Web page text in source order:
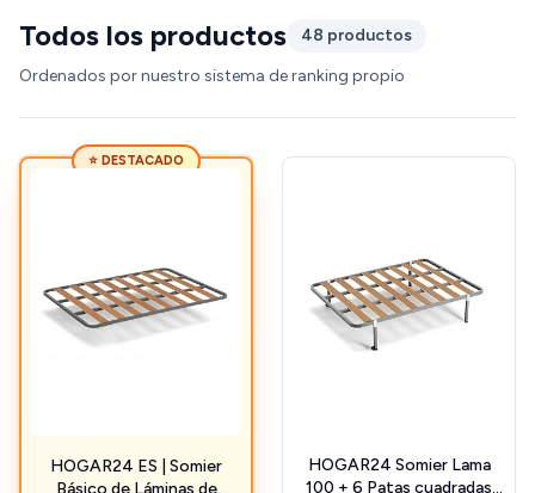
Todos los productos
48 productos
Ordenados por nuestro sistema de ranking propio
⭐ DESTACADO
HOGAR24 ES | Somier
Básico de Láminas de
HOGAR24 Somier Lama
100 + 6 Patas cuadradas